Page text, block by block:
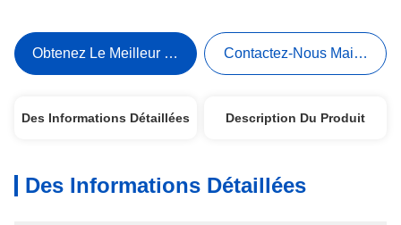
Obtenez Le Meilleur Prix Contactez-Nous Maintenant
Des Informations Détaillées Description Du Produit
Des Informations Détaillées